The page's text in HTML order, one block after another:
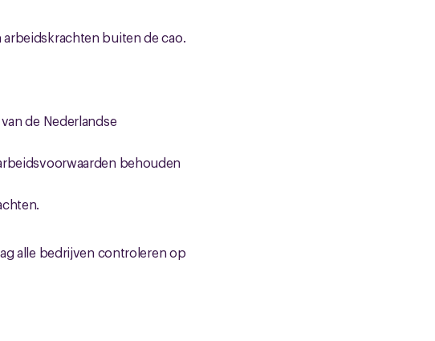
arbeidskrachten buiten de cao.
de Nederlandse
behouden
alle bedrijven controleren op